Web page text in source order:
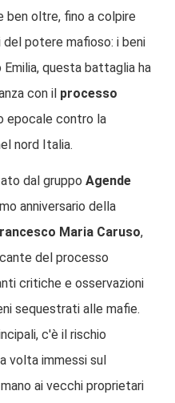
ben oltre, fino a colpire
potere mafioso: i beni
questa battaglia ha
con il processo
epocale contro la
nord Italia.
dal gruppo Agende
anniversario della
Maria Caruso,
del processo
critiche e osservazioni
sequestrati alle mafie.
c'è il rischio
volta immessi sul
ai vecchi proprietari